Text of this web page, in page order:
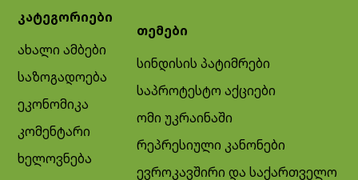
კატეგორიები
ახალი ამბები
საზოგადოება
ეკონომიკა
კომენტარი
ხელოვნება
თემები
სინდისის პატიმრები
საპროტესტო აქციები
ომი უკრაინაში
რეპრესიული კანონები
ევროკავშირი და საქართველო